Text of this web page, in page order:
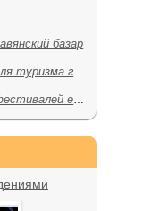
базар
3 самых привлекательных для туризма города - участника Северной войны
6 крупнейших фестивалей еды